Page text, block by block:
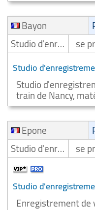
Bayon
Studio d'enregistrement
se
Studio
Studio
train de Nancy,
Epone
Studio d'enregistrement
se
Studio
Enregistrement de